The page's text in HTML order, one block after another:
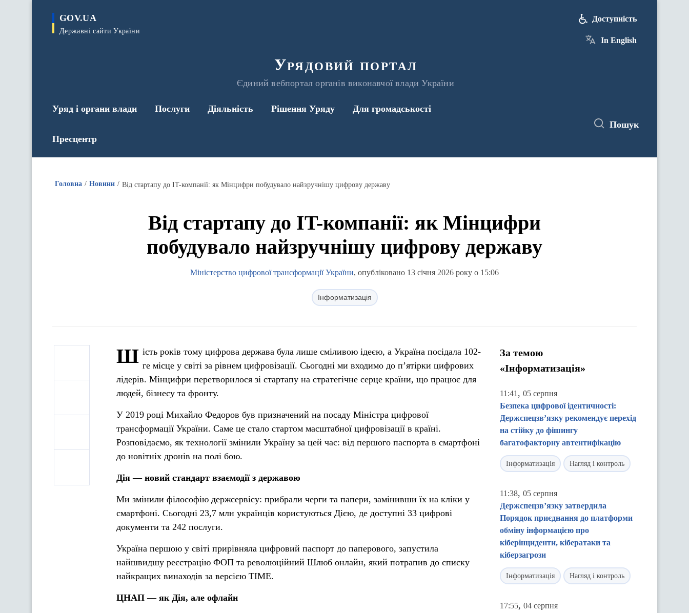
GOV.UA
Державні сайти України
Урядовий портал
Єдиний вебпортал органів виконавчої влади України
Доступність
In English
Уряд і органи влади Послуги Діяльність Рішення Уряду Для громадськості
Пресцентр
Пошук
Головна Новини Від стартапу до IT-компанії: як Мінцифри побудувало найзручнішу цифрову державу
Від стартапу до IT-компанії: як Мінцифри
побудувало найзручнішу цифрову державу
Міністерство цифрової трансформації України, опубліковано 13 січня 2026 року о 15:06
Інформатизація
Ш ість років тому цифрова держава була лише сміливою ідеєю, а Україна посідала 102-
ге місце у світі за рівнем цифровізації. Сьогодні ми входимо до п’ятірки цифрових
лідерів. Мінцифри перетворилося зі стартапу на стратегічне серце країни, що працює для
людей, бізнесу та фронту.
У 2019 році Михайло Федоров був призначений на посаду Міністра цифрової
трансформації України. Саме це стало стартом масштабної цифровізації в країні.
Розповідаємо, як технології змінили Україну за цей час: від першого паспорта в смартфоні
до новітніх дронів на полі бою.
Дія — новий стандарт взаємодії з державою
Ми змінили філософію держсервісу: прибрали черги та папери, замінивши їх на кліки у
смартфоні. Сьогодні 23,7 млн українців користуються Дією, де доступні 33 цифрові
документи та 242 послуги.
Україна першою у світі прирівняла цифровий паспорт до паперового, запустила
найшвидшу реєстрацію ФОП та революційний Шлюб онлайн, який потрапив до списку
найкращих винаходів за версією TIME.
ЦНАП — як Дія, але офлайн
За темою
«Інформатизація»
11:41 , 05 серпня
Безпека цифрової ідентичності:
Держспецзв’язку рекомендує перехід
на стійку до фішингу
багатофакторну автентифікацію
Інформатизація Нагляд і контроль
11:38, 05 серпня
Держспецзв’язку затвердила
Порядок приєднання до платформи
обміну інформацією про
кіберінциденти, кібератаки та
кіберзагрози
Інформатизація Нагляд і контроль
17:55, 04 серпня